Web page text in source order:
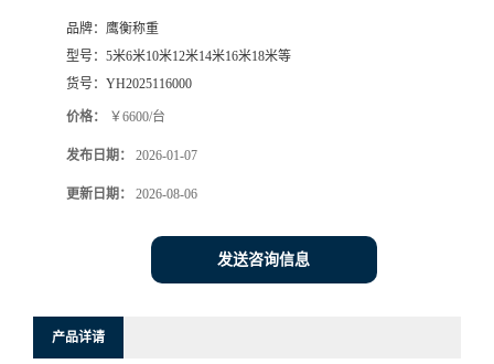
品牌： 鹰衡称重
型号： 5米6米10米12米14米16米18米等
货号： YH2025116000
价格： ￥6600/台
发布日期： 2026-01-07
更新日期： 2026-08-06
发送咨询信息
产品详请